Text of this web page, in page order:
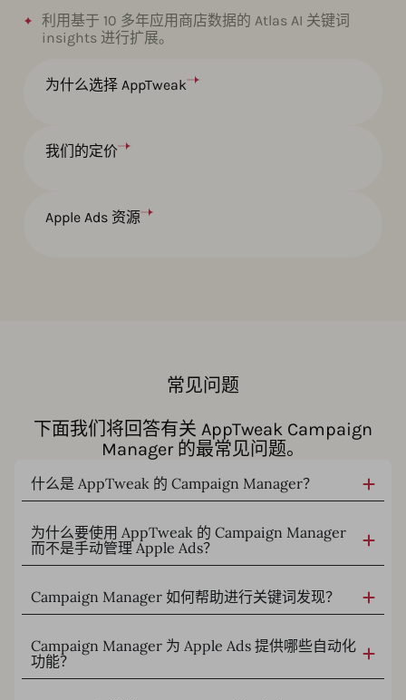
为什么选择 AppTweak
我们的定价
Apple Ads 资源
利用基于 10 多年应用商店数据的 Atlas AI 关键词
insights 进行扩展。
常见问题
下面我们将回答有关 AppTweak Campaign
Manager 的最常见问题。
什么是 AppTweak 的 Campaign Manager？
为什么要使用 AppTweak 的 Campaign Manager
而不是手动管理 Apple Ads？
Campaign Manager 如何帮助进行关键词发现？
Campaign Manager 为 Apple Ads 提供哪些自动化
功能？